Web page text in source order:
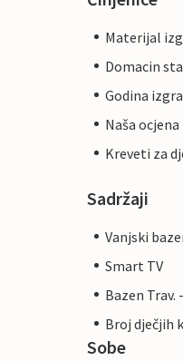
Materijal
Domacin
Godina
Naša
Kreveti za
Sadržaji
Vanjski
Smart TV
Bazen Trav.
Broj dječjih
Sobe